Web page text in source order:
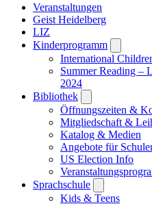
Veranstaltungen
Geist Heidelberg
LIZ
Kinderprogramm
submenu
International
Summer Reading –
2024
Bibliothek
submenu
Öffnungszeiten &
Mitgliedschaft &
Katalog & Medien
Angebote für
US Election Info
Sprachschule
submenu
Kids & Teens